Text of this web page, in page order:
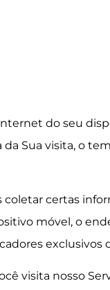
do seu
Sua visita, o
certas
móvel, o
visita nosso